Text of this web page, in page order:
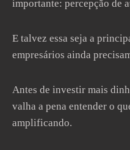
importante: percepção de
E talvez essa seja a
empresários ainda
Antes de investir mais
valha a pena entender o
amplificando.